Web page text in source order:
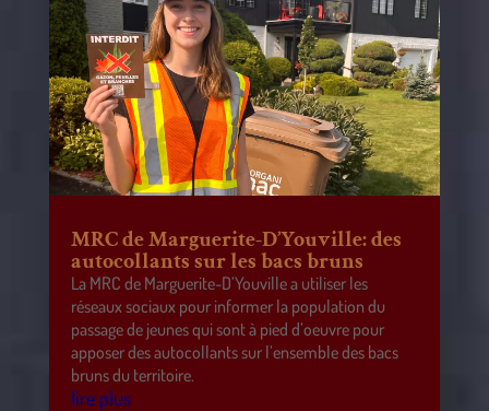
MRC de Marguerite-D’Youville: des
autocollants sur les bacs bruns
La MRC de Marguerite-D’Youville a utiliser les
réseaux sociaux pour informer la population du
passage de jeunes qui sont à pied d’oeuvre pour
apposer des autocollants sur l’ensemble des bacs
bruns du territoire.
lire plus